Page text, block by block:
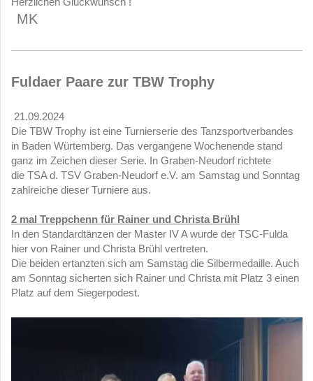
MK
Fuldaer Paare zur TBW Trophy
21.09.2024
Die TBW Trophy ist eine Turnierserie des Tanzsportverbandes
in Baden Würtemberg. Das vergangene Wochenende stand
ganz im Zeichen dieser Serie. In Graben-Neudorf richtete
die TSA d. TSV Graben-Neudorf e.V. am Samstag und Sonntag
zahlreiche dieser Turniere aus.
2 mal Treppchenn für Rainer und Christa Brühl
In den Standardtänzen der Master IV A wurde der TSC-Fulda
hier von Rainer und Christa Brühl vertreten.
Die beiden ertanzten sich am Samstag die Silbermedaille. Auch
am Sonntag sicherten sich Rainer und Christa mit Platz 3 einen
Platz auf dem Siegerpodest.